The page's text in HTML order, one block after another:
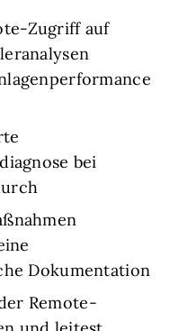
Zugriff auf
bei
Dokumentation
Remote-